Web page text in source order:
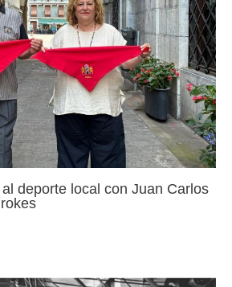
deporte local con Juan Carlos